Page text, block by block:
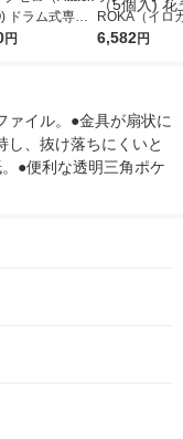
ドラム式専用
メガジャン
円
ROKA（イロ
イキッドリリ
6,582円
ァイル。●金具が扇状に
し、抜け落ちにくいと
●便利な透明三角ポケ